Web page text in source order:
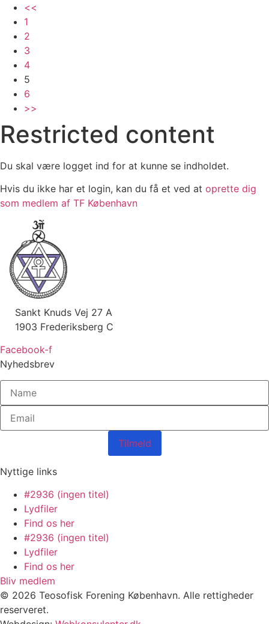
<<
1
2
3
4
5
6
>>
Restricted content
Du skal være logget ind for at kunne se indholdet.
Hvis du ikke har et login, kan du få et ved at oprette dig
som medlem af TF København
Sankt Knuds Vej 27 A
1903 Frederiksberg C
Facebook-f
Nyhedsbrev
Tilmeld
Nyttige links
#2936 (ingen titel)
Lydfiler
Find os her
#2936 (ingen titel)
Lydfiler
Find os her
Bliv medlem
© 2026 Teosofisk Forening København. Alle rettigheder
reserveret.